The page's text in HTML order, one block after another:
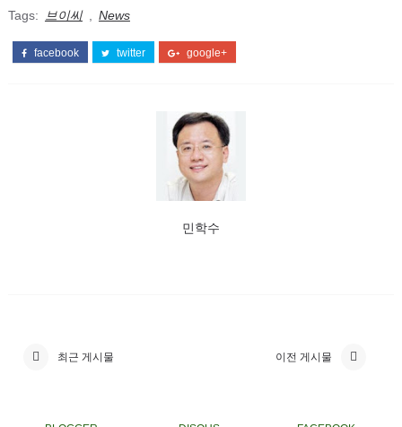
Tags: 브이씨 News
facebook twitter google+
민학수
최근 게시물 이전 게시물